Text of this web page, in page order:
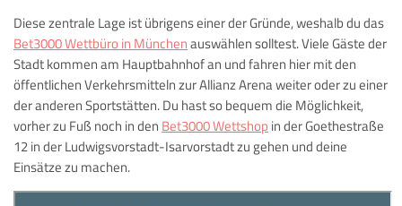
Diese zentrale Lage ist übrigens einer der Gründe, weshalb du das
Bet3000 Wettbüro in Münchenauswählen solltest. Viele Gäste der
Stadt kommen am Hauptbahnhof an und fahren hier mit den
öffentlichen Verkehrsmitteln zur Allianz Arena weiter oder zu einer
der anderen Sportstätten. Du hast so bequem die Möglichkeit,
vorher zu Fuß noch in den Bet3000 Wettshop in der Goethestraße
12 in der Ludwigsvorstadt-Isarvorstadt zu gehen und deine
Einsätze zu machen.